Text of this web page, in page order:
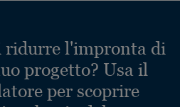
ridurre l'impronta di
progetto? Usa il
per scoprire